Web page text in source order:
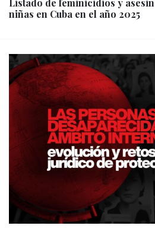
Listado de feminicidios y
niñas en Cuba en el año 2025